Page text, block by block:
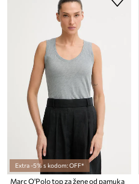
Extra -5% s kodom: OFF*
Marc O'Polo top za žene od pamuka